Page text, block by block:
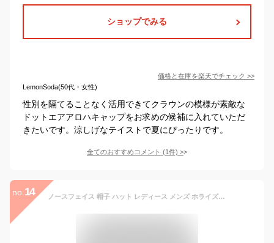
ショップでみる
価格と在庫を楽天でチェック >>
LemonSoda(50代・女性)
性別を隔てることなく活用できてクラウンの模様が素敵な
ドットエアアロハキャップをお求めの候補に入れていただ
きたいです。涼しげなテイストで夏にぴったりです。
全てのおすすめコメント (1件) >
no. 14 ノースフェイス 帽子 ハット レディース メンズ ホライズンハット NN02336 ユニセックス THE NORTH FACE HORIZON HAT サイズS~XL 日よけ UVケア 撥水 正規品 送料無料(ネコポス便)